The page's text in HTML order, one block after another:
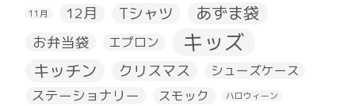
11月 12月 Tシャツ あずま袋
お弁当袋 エプロン キッズ
キッチン クリスマス シューズケース
ステーショナリー スモック ハロウィーン